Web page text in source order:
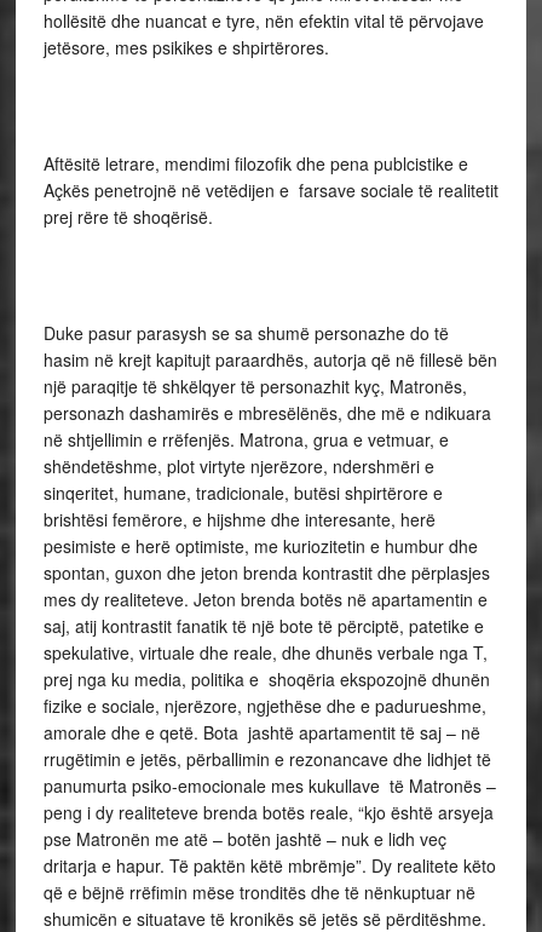
hollësitë dhe nuancat e tyre, nën efektin vital të përvojave
jetësore, mes psikikes e shpirtërores.
Aftësitë letrare, mendimi filozofik dhe pena publcistike e
Açkës penetrojnë në vetëdijen e farsave sociale të realitetit
prej rëre të shoqërisë.
Duke pasur parasysh se sa shumë personazhe do të
hasim në krejt kapitujt paraardhës, autorja që në fillesë bën
një paraqitje të shkëlqyer të personazhit kyç, Matronës,
personazh dashamirës e mbresëlënës, dhe më e ndikuara
në shtjellimin e rrëfenjës. Matrona, grua e vetmuar, e
shëndetëshme, plot virtyte njerëzore, ndershmëri e
sinqeritet, humane, tradicionale, butësi shpirtërore e
brishtësi femërore, e hijshme dhe interesante, herë
pesimiste e herë optimiste, me kuriozitetin e humbur dhe
spontan, guxon dhe jeton brenda kontrastit dhe përplasjes
mes dy realiteteve. Jeton brenda botës në apartamentin e
saj, atij kontrastit fanatik të një bote të përciptë, patetike e
spekulative, virtuale dhe reale, dhe dhunës verbale nga T,
prej nga ku media, politika e shoqëria ekspozojnë dhunën
fizike e sociale, njerëzore, ngjethëse dhe e padurueshme,
amorale dhe e qetë. Bota jashtë apartamentit të saj – në
rrugëtimin e jetës, përballimin e rezonancave dhe lidhjet të
panumurta psiko-emocionale mes kukullave të Matronës –
peng i dy realiteteve brenda botës reale, “kjo është arsyeja
pse Matronën me atë – botën jashtë – nuk e lidh veç
dritarja e hapur. Të paktën këtë mbrëmje”. Dy realitete këto
që e bëjnë rrëfimin mëse tronditës dhe të nënkuptuar në
shumicën e situatave të kronikës së jetës së përditëshme.